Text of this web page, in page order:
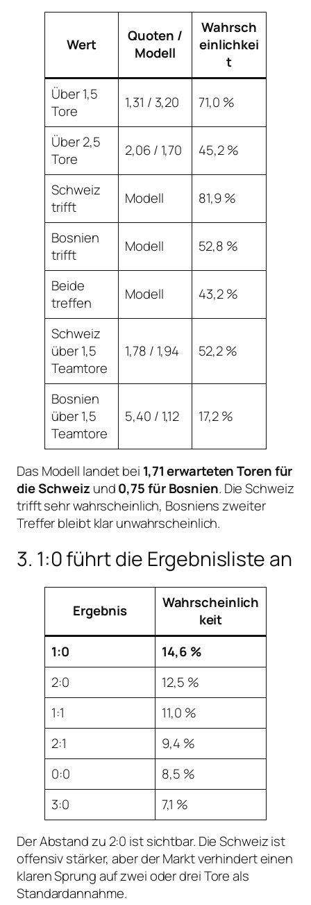
Wert
Quoten /
Modell
Wahrsch
einlichkei
t
Über 1,5
Tore
1,31 / 3,20 71,0 %
Über 2,5
Tore
2,06 / 1,70 45,2 %
Schweiz
trifft
Modell 81,9 %
Bosnien
trifft
Modell 52,8 %
Beide
treffen
Modell 43,2 %
Schweiz
über 1,5
Teamtore
1,78 / 1,94 52,2 %
Bosnien
über 1,5
Teamtore
5,40 / 1,12 17,2 %
Das Modell landet bei 1,71 erwarteten Toren für
die Schweiz und0,75 für Bosnien. Die Schweiz
trifft sehr wahrscheinlich, Bosniens zweiter
Treffer bleibt klar unwahrscheinlich.
3. 1:0 führt die Ergebnisliste an
Ergebnis
Wahrscheinlich
keit
1:0
14,6 %
2:0
12,5 %
1:1
11,0 %
2:1
9,4 %
0:0
8,5 %
3:0
7,1 %
Der Abstand zu 2:0 ist sichtbar. Die Schweiz ist
offensiv stärker, aber der Markt verhindert einen
klaren Sprung auf zwei oder drei Tore als
Standardannahme.